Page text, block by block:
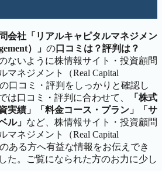
会社「リアルキャピタルマネジメン
）」 の口コミは？評判は？
ないように株情報サイト・投資顧問
マネジメント（Real Capital
口コミ・評判をしっかりと確認し
は口コミ・評判に合わせて、
「株式
実績」「料金コース・プラン」「サ
ル」 など、株情報サイト・投資顧問
マネジメント（Real Capital
ある方へ有益な情報をお伝えでき
た。ご覧になられた方のお力に少し